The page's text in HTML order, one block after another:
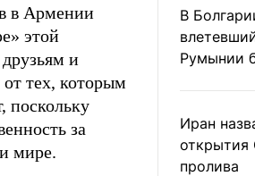
в Армении
этой
и
тех, которым
поскольку
за
мире.
В
Румынии
Иран
открытия
пролива